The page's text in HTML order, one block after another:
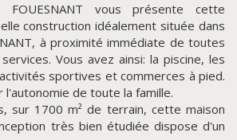
ICI POUR AGRANDIR
FOUESNANT vous présente cette
construction idéalement située dans
à proximité immédiate de toutes
Vous avez ainsi: la piscine, les
sportives et commerces à pied.
l'autonomie de toute la famille.
sur 1700 m² de terrain, cette maison
très bien étudiée dispose d'un